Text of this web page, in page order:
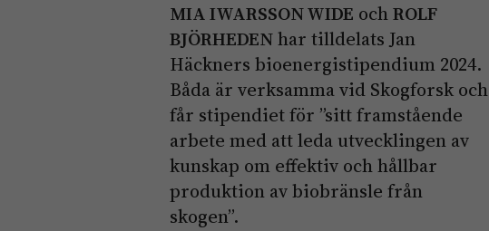
MIA IWARSSON WIDE ochROLF
BJÖRHEDENhar tilldelats Jan
Häckners bioenergistipendium 2024.
Båda är verksamma vid Skogforsk och
får stipendiet för ”sitt framstående
arbete med att leda utvecklingen av
kunskap om effektiv och hållbar
produktion av biobränsle från
skogen”.